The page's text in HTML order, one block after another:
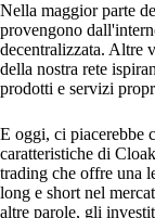
Nella maggior parte
provengono
decentralizzata. Altre
della nostra rete
prodotti e servizi
E oggi, ci piacerebbe
caratteristiche di
trading che offre una
long e short nel
altre parole, gli